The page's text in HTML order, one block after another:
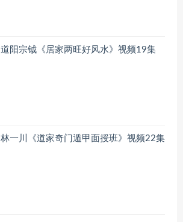
道阳宗钺《居家两旺好风水》视频19集
林一川《道家奇门遁甲面授班》视频22集